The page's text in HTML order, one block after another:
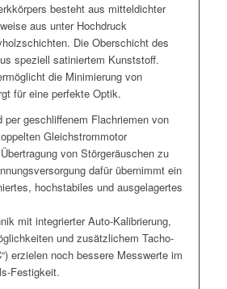
besteht aus mitteldichter
aus unter Hochdruck
Die Oberschicht des
speziell satiniertem Kunststoff.
die Minimierung von
für eine perfekte Optik.
per geschliffenem Flachriemen von
Gleichstrommotor
von Störgeräuschen zu
dafür übernimmt ein
hochstabiles und ausgelagertes
mit integrierter Auto-Kalibrierung,
und zusätzlichem Tacho-
erzielen noch bessere Messwerte im
Festigkeit.